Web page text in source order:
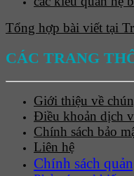
Tổng hợp bài viết tại
CÁC TRANG
Giới thiệu về
Điều khoản dịch
Chính sách bảo
Liên hệ
Chính sách